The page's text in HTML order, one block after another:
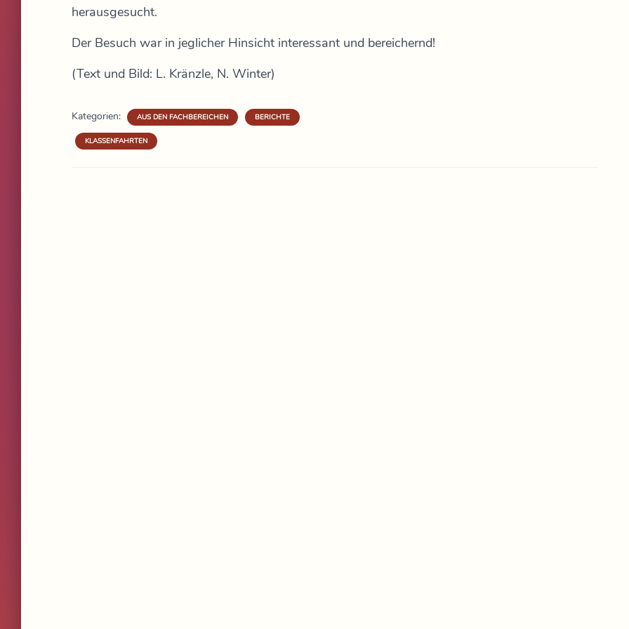
herausgesucht.
Der Besuch war in jeglicher Hinsicht interessant und bereichernd!
(Text und Bild: L. Kränzle, N. Winter)
Kategorien: AUS DEN FACHBEREICHEN BERICHTE
KLASSENFAHRTEN